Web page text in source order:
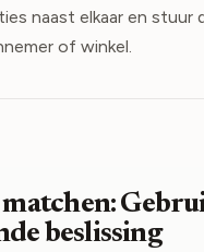
naast elkaar en stuur
of winkel.
beslissing